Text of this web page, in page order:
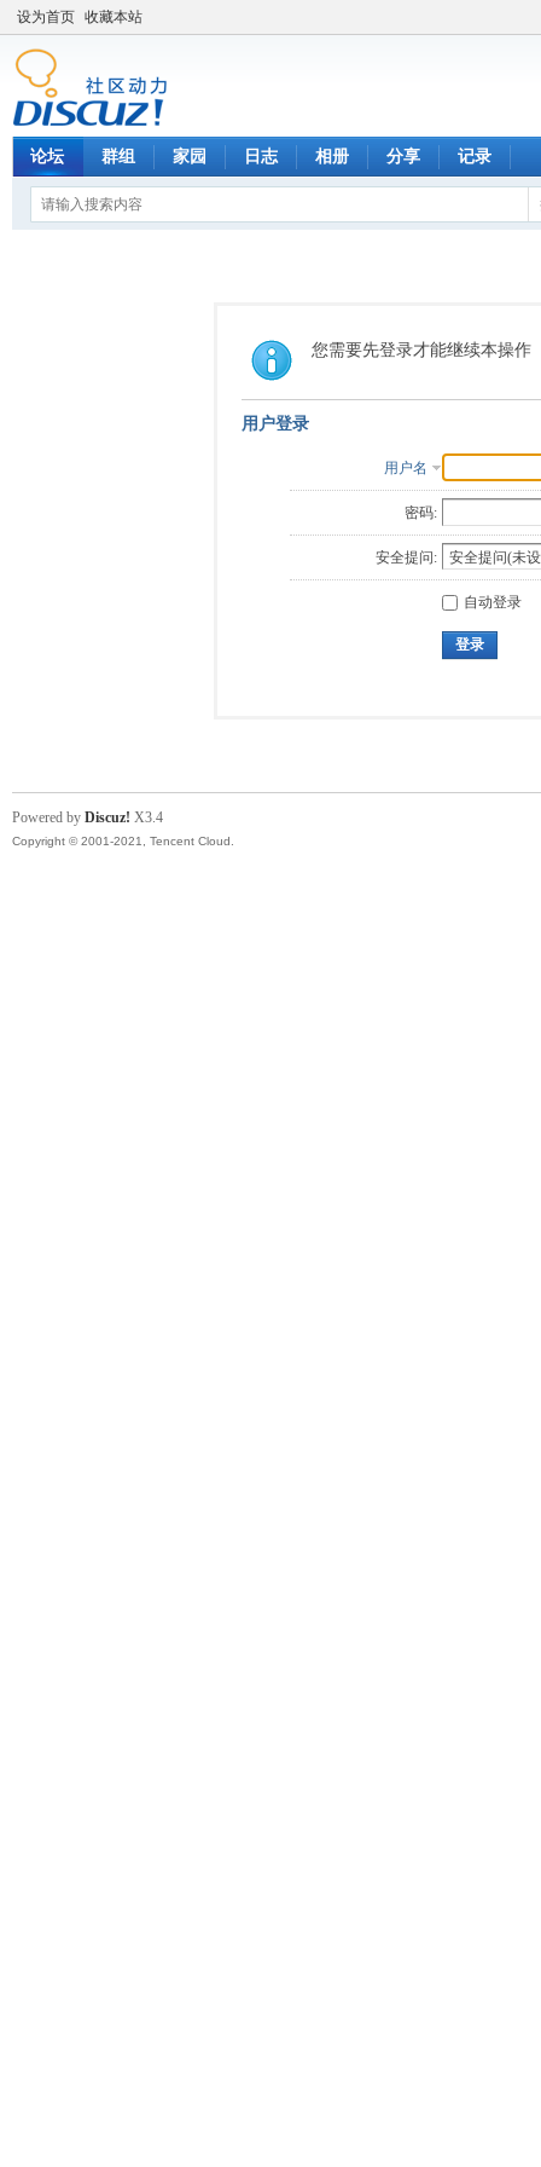
设为首页 收藏本站
论坛 群组 家园 日志 相册 分享 记录
您需要先登录才能继续本操作
用户登录
用户名
密码:
安全提问:
自动登录
登录
Powered by Discuz! X3.4
Copyright © 2001-2021, Tencent Cloud.